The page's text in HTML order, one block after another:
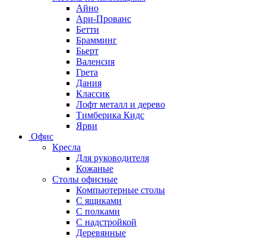
Айно
Ари-Прованс
Бетти
Брамминг
Бьерт
Валенсия
Грета
Дания
Классик
Лофт металл и дерево
Тимберика Кидс
Ярви
Офис
Кресла
Для руководителя
Кожаные
Столы офисные
Компьютерные столы
С ящиками
С полками
С надстройкой
Деревянные